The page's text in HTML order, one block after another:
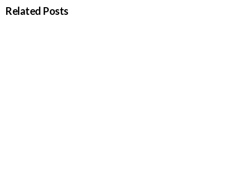
Related Posts